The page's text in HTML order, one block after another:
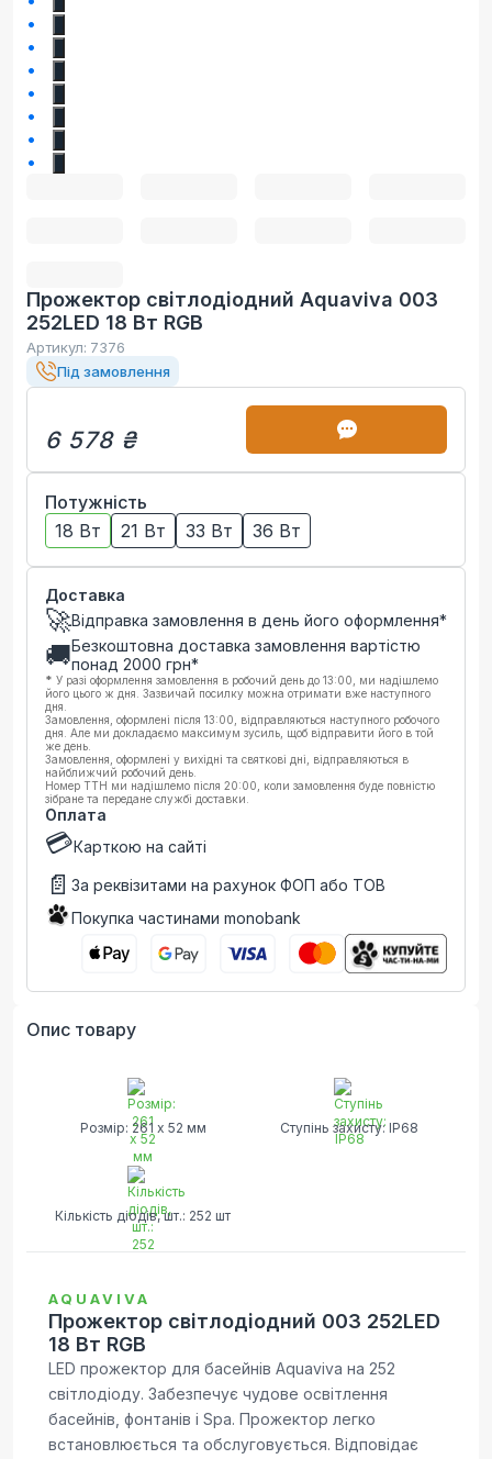
Прожектор світлодіодний Aquaviva 003
252LED 18 Вт RGB
Артикул: 7376
Під замовлення
6 578 ₴
Потужність
18 Вт
21 Вт 33 Вт 36 Вт
Доставка
🚀Відправка замовлення в день його оформлення*
🚚Безкоштовна доставка замовлення вартістю
понад 2000 грн*
* У разі оформлення замовлення в робочий день до 13:00, ми надішлемо
його цього ж дня. Зазвичай посилку можна отримати вже наступного
дня.
Замовлення, оформлені після 13:00, відправляються наступного робочого
дня. Але ми докладаємо максимум зусиль, щоб відправити його в той
же день.
Замовлення, оформлені у вихідні та святкові дні, відправляються в
найближчий робочий день.
Номер ТТН ми надішлемо після 20:00, коли замовлення буде повністю
зібране та передане службі доставки.
Оплата
💳Карткою на сайті
📄 За реквізитами на рахунок ФОП або ТОВ
Покупка частинами monobank
Опис товару
Розмір: 261 х 52 мм Ступінь захисту: IP68
Кількість діодів, шт.: 252 шт
AQUAVIVA
Прожектор світлодіодний 003 252LED
18 Вт RGB
LED прожектор для басейнів Aquaviva на 252
світлодіоду. Забезпечує чудове освітлення
басейнів, фонтанів і Spa. Прожектор легко
встановлюється та обслуговується. Відповідає